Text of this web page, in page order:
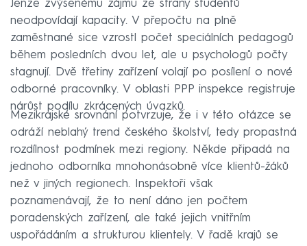
Jenže zvýšenému zájmu ze strany studentů
neodpovídají kapacity. V přepočtu na plně
zaměstnané sice vzrostl počet speciálních pedagogů
během posledních dvou let, ale u psychologů počty
stagnují. Dvě třetiny zařízení volají po posílení o nové
odborné pracovníky. V oblasti PPP inspekce registruje
nárůst podílu zkrácených úvazků.
Mezikrajské srovnání potvrzuje, že i v této otázce se
odráží neblahý trend českého školství, tedy propastná
rozdílnost podmínek mezi regiony. Někde připadá na
jednoho odborníka mnohonásobně více klientů-žáků
než v jiných regionech. Inspektoři však
poznamenávají, že to není dáno jen počtem
poradenských zařízení, ale také jejich vnitřním
uspořádáním a strukturou klientely. V řadě krajů se